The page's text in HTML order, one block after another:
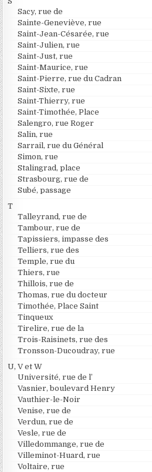
Sacy, rue de
Sainte-Geneviève, rue
Saint-Jean-Césarée, rue
Saint-Julien, rue
Saint-Just, rue
Saint-Maurice, rue
Saint-Pierre, rue du Cadran
Saint-Sixte, rue
Saint-Thierry, rue
Saint-Timothée, Place
Salengro, rue Roger
Salin, rue
Sarrail, rue du Général
Simon, rue
Stalingrad, place
Strasbourg, rue de
Subé, passage
T
Talleyrand, rue de
Tambour, rue de
Tapissiers, impasse des
Telliers, rue des
Temple, rue du
Thiers, rue
Thillois, rue de
Thomas, rue du docteur
Timothée, Place Saint
Tinqueux
Tirelire, rue de la
Trois-Raisinets, rue des
Tronsson-Ducoudray, rue
U, V et W
Université, rue de l’
Vasnier, boulevard Henry
Vauthier-le-Noir
Venise, rue de
Verdun, rue de
Vesle, rue de
Villedommange, rue de
Villeminot-Huard, rue
Voltaire, rue